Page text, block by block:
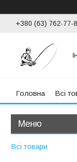
+380 (63) 762-77-
Головна Всі
Всі товари